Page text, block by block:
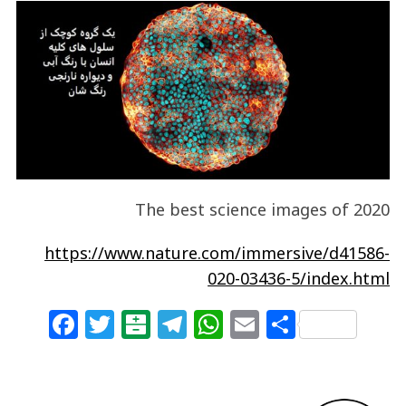
The best science images of 2020
https://www.nature.com/immersive/d41586-
020-03436-5/index.html
F
a T
w B
al T
el W
h E
m S
h